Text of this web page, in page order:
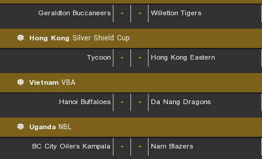
Geraldton Buccaneers
- - Willetton Tigers
Hong Kong Silver Shield Cup
Tycoon
- - Hong Kong Eastern
Vietnam VBA
Hanoi Buffaloes
- - Da Nang Dragons
Uganda NBL
BC City Oilers Kampala
- - Nam Blazers